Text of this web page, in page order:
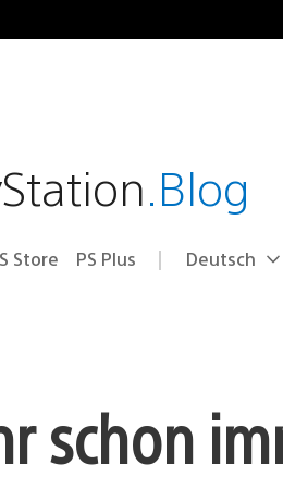
.Blog
Store PS Plus Select
Aktuelle
Deutsch
schon